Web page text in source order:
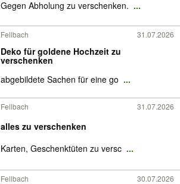
Gegen Abholung zu verschenken. ...
Fellbach 31.07.2026
Deko für goldene Hochzeit zu
verschenken
abgebildete Sachen für eine go ...
Fellbach 31.07.2026
alles zu verschenken
Karten, Geschenktüten zu versc ...
Fellbach 30.07.2026